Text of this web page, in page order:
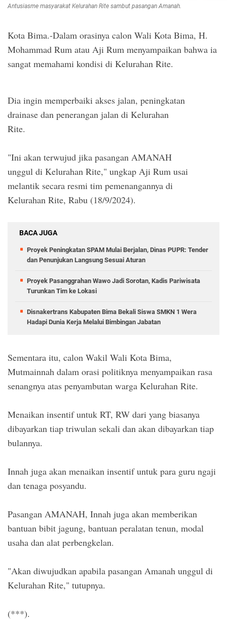
Antusiasme masyarakat Kelurahan Rite sambut pasangan Amanah.
Kota Bima.-Dalam orasinya calon Wali Kota Bima, H.
Mohammad Rum atau Aji Rum menyampaikan bahwa ia
sangat memahami kondisi di Kelurahan Rite.
Dia ingin memperbaiki akses jalan, peningkatan
drainase dan penerangan jalan di Kelurahan
Rite.
"Ini akan terwujud jika pasangan AMANAH
unggul di Kelurahan Rite," ungkap Aji Rum usai
melantik secara resmi tim pemenangannya di
Kelurahan Rite, Rabu (18/9/2024).
BACA JUGA
Proyek Peningkatan SPAM Mulai Berjalan, Dinas PUPR: Tender
dan Penunjukan Langsung Sesuai Aturan
Proyek Pasanggrahan Wawo Jadi Sorotan, Kadis Pariwisata
Turunkan Tim ke Lokasi
Disnakertrans Kabupaten Bima Bekali Siswa SMKN 1 Wera
Hadapi Dunia Kerja Melalui Bimbingan Jabatan
Sementara itu, calon Wakil Wali Kota Bima,
Mutmainnah dalam orasi politiknya menyampaikan rasa
senangnya atas penyambutan warga Kelurahan Rite.
Menaikan insentif untuk RT, RW dari yang biasanya
dibayarkan tiap triwulan sekali dan akan dibayarkan tiap
bulannya.
Innah juga akan menaikan insentif untuk para guru ngaji
dan tenaga posyandu.
Pasangan AMANAH, Innah juga akan memberikan
bantuan bibit jagung, bantuan peralatan tenun, modal
usaha dan alat perbengkelan.
"Akan diwujudkan apabila pasangan Amanah unggul di
Kelurahan Rite," tutupnya.
(***).